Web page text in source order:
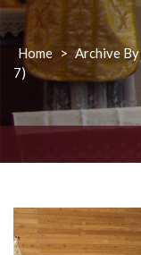
Home > Archive
7)